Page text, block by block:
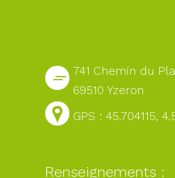
741 Chemin du
69510 Yzeron
GPS : 45.704115,
Renseignements :